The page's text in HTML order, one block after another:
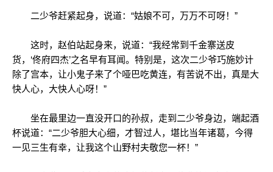
二少爷赶紧起身，说道：“姑娘不可，万万不可呀！”
这时，赵伯站起身来，说道：“我经常到千金寨送皮
货，‘佟府四杰’之名早有耳闻。特别是，这次二少爷巧施妙计
除了宫本，让小鬼子来了个哑巴吃黄连，有苦说不出，真是大
快人心，大快人心呀！”
坐在最里边一直没开口的孙叔，走到二少爷身边，端起酒
杯说道：“二少爷胆大心细，才智过人，堪比当年诸葛，今得
一见三生有幸，让我这个山野村夫敬您一杯！”